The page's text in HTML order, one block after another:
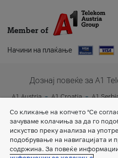
Member of
Начини на плаќање
Дознај повеќе за A1
A1 Austria A1 Croatia A1
Со кликање на копчето "Се
зачуваме колачиња за да го
искуство преку анализа на
подобрување на навигацијата и
содржина. За повеќе